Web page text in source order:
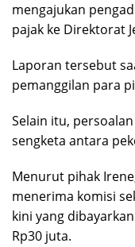
mengajukan
pajak ke Direktorat
Laporan tersebut
pemanggilan para
Selain itu,
sengketa antara
Menurut pihak
menerima komisi
kini yang
Rp30 juta.